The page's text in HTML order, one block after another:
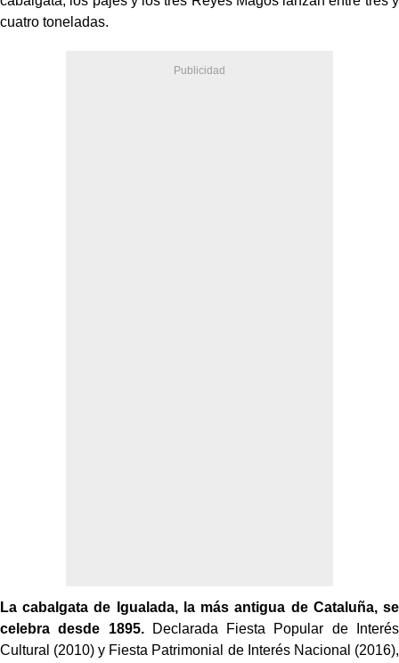
cuatro toneladas.
La cabalgata de Igualada, la más antigua de Cataluña, se
celebra desde 1895.Declarada Fiesta Popular de Interés
Cultural (2010) y Fiesta Patrimonial de Interés Nacional (2016),